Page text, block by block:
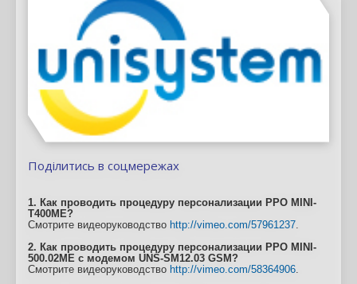
Поділитись в соцмережах
1. Как проводить процедуру персонализации РРО MINI-
T400ME?
Смотрите видеоруководство http://vimeo.com/57961237
2. Как проводить процедуру персонализации РРО MINI-
500.02ME с модемом UNS-SM12.03 GSM?
Смотрите видеоруководство http://vimeo.com/58364906